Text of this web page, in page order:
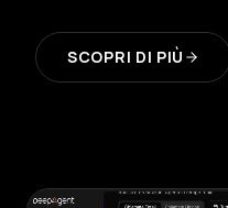
SCOPRI DI PIÙ